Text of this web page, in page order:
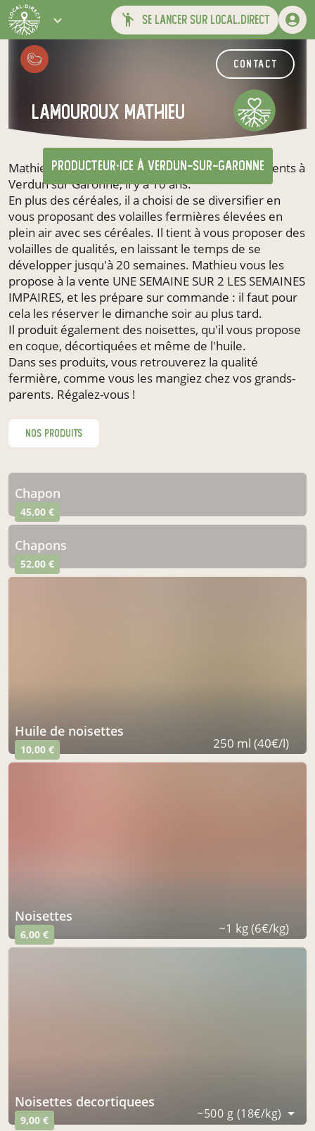
se lancer sur local.direct
contact
LAMOUROUX MATHIEU
producteur·ice à Verdun-sur-Garonne
Mathieu Lamouroux a repris la ferme de ses parents à
Verdun sur Garonne, il y a 10 ans.
En plus des céréales, il a choisi de se diversifier en
vous proposant des volailles fermières élevées en
plein air avec ses céréales. Il tient à vous proposer des
volailles de qualités, en laissant le temps de se
développer jusqu'à 20 semaines. Mathieu vous les
propose à la vente UNE SEMAINE SUR 2 LES SEMAINES
IMPAIRES, et les prépare sur commande : il faut pour
cela les réserver le dimanche soir au plus tard.
Il produit également des noisettes, qu'il vous propose
en coque, décortiquées et même de l'huile.
Dans ses produits, vous retrouverez la qualité
fermière, comme vous les mangiez chez vos grands-
parents. Régalez-vous !
nos produits
chapon
45,00 €
chapons
52,00 €
huile de noisettes
10,00 € 250 ml (40€/l)
noisettes
6,00 € ~1 kg (6€/kg)
noisettes decortiquees
9,00 € ~500 g (18€/kg)